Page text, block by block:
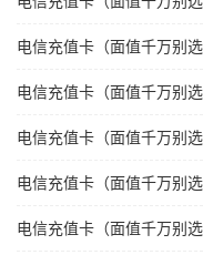
电信充值卡（面值千万别
电信充值卡（面值千万别
电信充值卡（面值千万别
电信充值卡（面值千万别
电信充值卡（面值千万别